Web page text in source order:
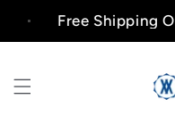
passerFree Shipping